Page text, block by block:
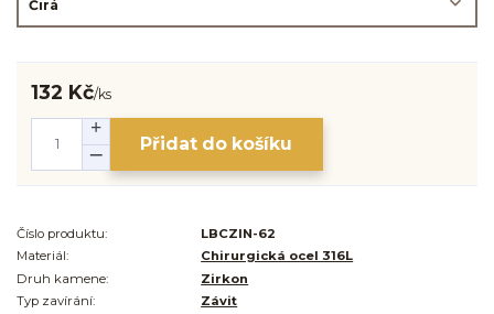
132 Kč/ks
Přidat do košíku
Číslo produktu:
LBCZIN-62
Materiál:
Chirurgická ocel 316L
Druh kamene:
Zirkon
Typ zavírání:
Závit